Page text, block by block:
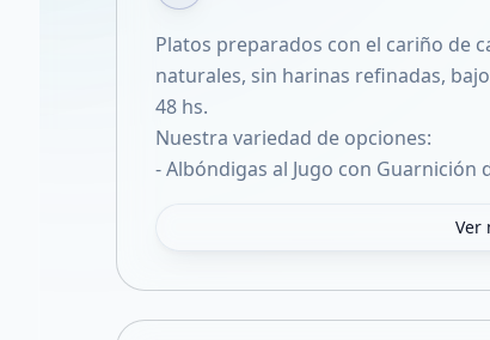
Platos preparados con el cariño de
naturales, sin harinas refinadas,
48 hs.
Nuestra variedad de opciones:
- Albóndigas al Jugo con Guarnición
Ver